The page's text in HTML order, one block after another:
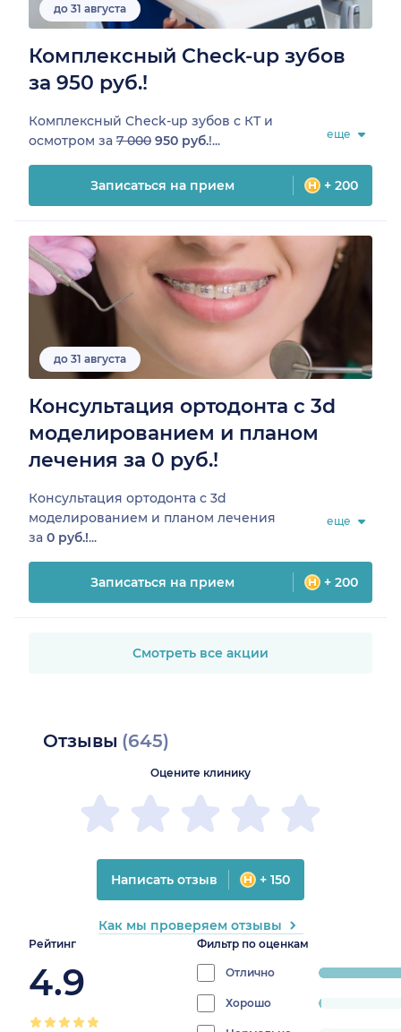
до 31 августа
Комплексный Check-up зубов
за 950 руб.!
Комплексный Check-up зубов c КТ и
осмотром за 7 000 950 руб.!... еще
Записаться на прием + 200
до 31 августа
Консультация ортодонта с 3d
моделированием и планом
лечения за 0 руб.!
Консультация ортодонта с 3d
моделированием и планом лечения
за 0 руб.!...
еще
Записаться на прием + 200
Смотреть все акции
Отзывы (645)
Рейтинг
4.9
Фильтр по оценкам
Отлично
progress:
Хорошо
Оцените клинику
Написать отзыв + 150
Как мы проверяем отзывы